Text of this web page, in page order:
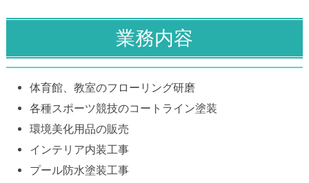
業務内容
体育館、教室のフローリング研磨
各種スポーツ競技のコートライン塗装
環境美化用品の販売
インテリア内装工事
プール防水塗装工事